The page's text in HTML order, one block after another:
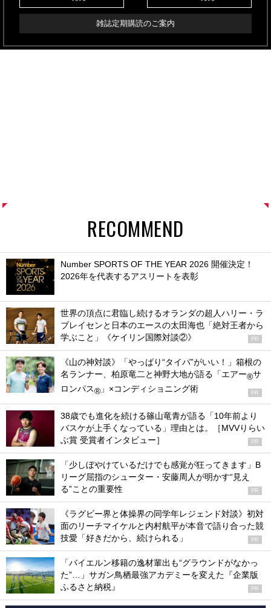
雑誌定期購読のご案内
RECOMMEND
Number SPORTS OF THE YEAR 2026 開催決定！
2026年を代表するアスリートを表彰
世界の頂点に君臨し続けるオランダの超人ハリー・ラ
ブレイセンと日本のエースの太田海也「絶対王者から
学ぶこと」《ケイリン国際対談②》
PR
《山の神対談》「やっぱり“タイパ”がいい！」箱根の
名ランナー、柏原竜二と神野大地が語る「エアー®サ
ロンパス® 」×コンディショニング術 PR
38歳でも進化を続ける篠山竜青が語る「10年前より
バスケが上手くなっている」理由とは。［MVVりらい
ぶ賞 受賞者インタビュー］
PR
「少しぼやけているだけでも感覚が狂ってきます」B
リーグ屈指のシューター・安藤周人が明かす“見え
る”ことの重要性
PR
《ラグビー界と体操界の同学年レジェンド対談》初対
面のリーチマイケルと内村航平が本音で語り合った競
技愛「好きだから、続けられる」
PR
「バイエルン移籍の逸材輩出も“グラウンドがなかっ
た”…」サガン鳥栖最強アカデミーを変えた『企業版
ふるさと納税』
PR